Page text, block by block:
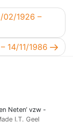
02/1926 –
14/11/1986
Neten’ vzw -
I.T. Geel